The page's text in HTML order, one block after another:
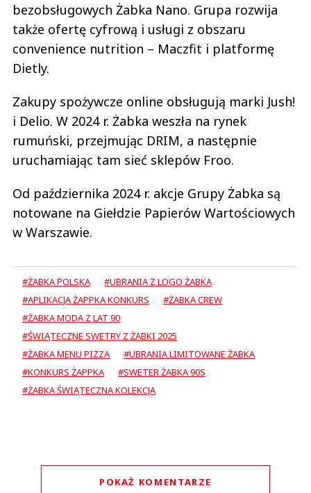
bezobsługowych Żabka Nano. Grupa rozwija
także ofertę cyfrową i usługi z obszaru
convenience nutrition – Maczfit i platformę
Dietly.
Zakupy spożywcze online obsługują marki Jush!
i Delio. W 2024 r. Żabka weszła na rynek
rumuński, przejmując DRIM, a następnie
uruchamiając tam sieć sklepów Froo.
Od października 2024 r. akcje Grupy Żabka są
notowane na Giełdzie Papierów Wartościowych
w Warszawie.
#ŻABKA POLSKA
#UBRANIA Z LOGO ŻABKA
#APLIKACJA ŻAPPKA KONKURS
#ŻABKA CREW
#ŻABKA MODA Z LAT 90
#ŚWIĄTECZNE SWETRY Z ŻABKI 2025
#ŻABKA MENU PIZZA
#UBRANIA LIMITOWANE ŻABKA
#KONKURS ŻAPPKA
#SWETER ŻABKA 90S
#ŻABKA ŚWIĄTECZNA KOLEKCJA
POKAŻ KOMENTARZE